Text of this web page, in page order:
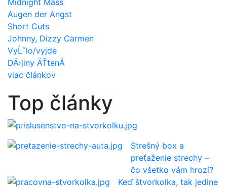
Augen der Angst
Short Cuts
Johnny, Dizzy Carmen
VyĹˇlo/vyjde
DÄ›jiny ÄŤtenĂ­
viac článkov
Top články
Čo dokúpiť k štvorkolke, aby ste sa
dokázali zbaliť na víkend...
Predošlý
Strešný box a
preťaženie strechy –
čo všetko vám hrozí?
Keď štvorkolka, tak jedine